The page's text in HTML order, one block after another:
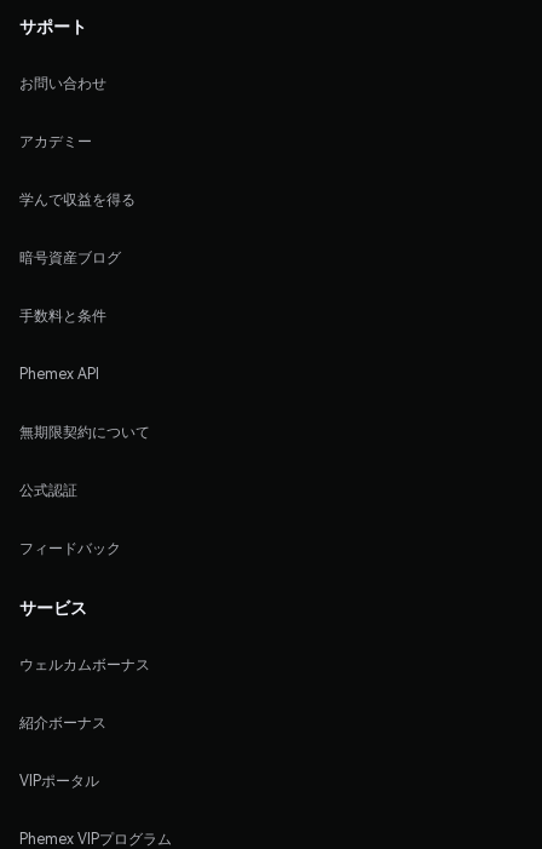
サポート
お問い合わせ
アカデミー
学んで収益を得る
暗号資産ブログ
手数料と条件
Phemex API
無期限契約について
公式認証
フィードバック
サービス
ウェルカムボーナス
紹介ボーナス
VIPポータル
Phemex VIPプログラム